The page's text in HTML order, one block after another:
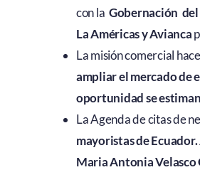
con la Gobernación
La Américasy Avianca
La misión comercial
ampliar el mercado de
oportunidad se
La Agenda de citas de
mayoristas de Ecuador.
Maria Antonia Velasco